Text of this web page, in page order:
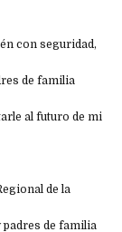
con seguridad,
de familia
al futuro de mi
de la
de familia